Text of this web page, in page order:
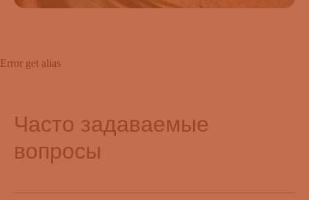
Error get alias
Часто задаваемые
вопросы